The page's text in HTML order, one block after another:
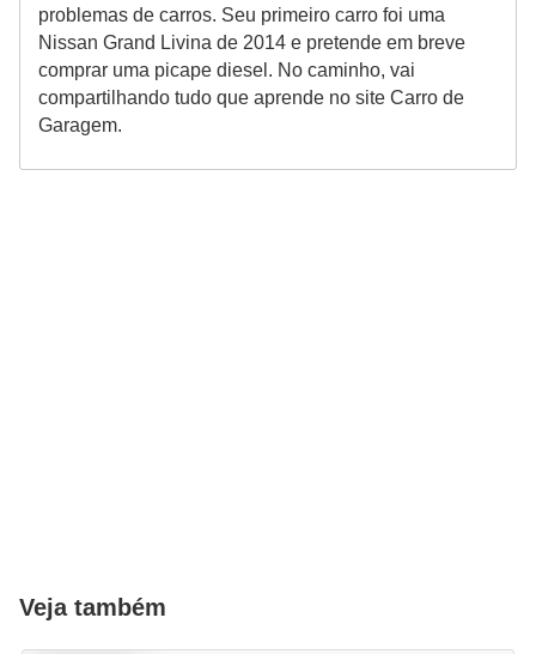
problemas de carros. Seu primeiro carro foi uma
Nissan Grand Livina de 2014 e pretende em breve
comprar uma picape diesel. No caminho, vai
compartilhando tudo que aprende no site Carro de
Garagem.
Veja também